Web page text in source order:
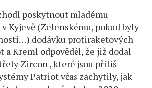
poskytnout mladému
Kyjevě (Zelenskému, pokud byly
dodávku protiraketových
a Kreml odpověděl, že již dodal
Zircon , které jsou příliš
Patriot včas zachytily, jak